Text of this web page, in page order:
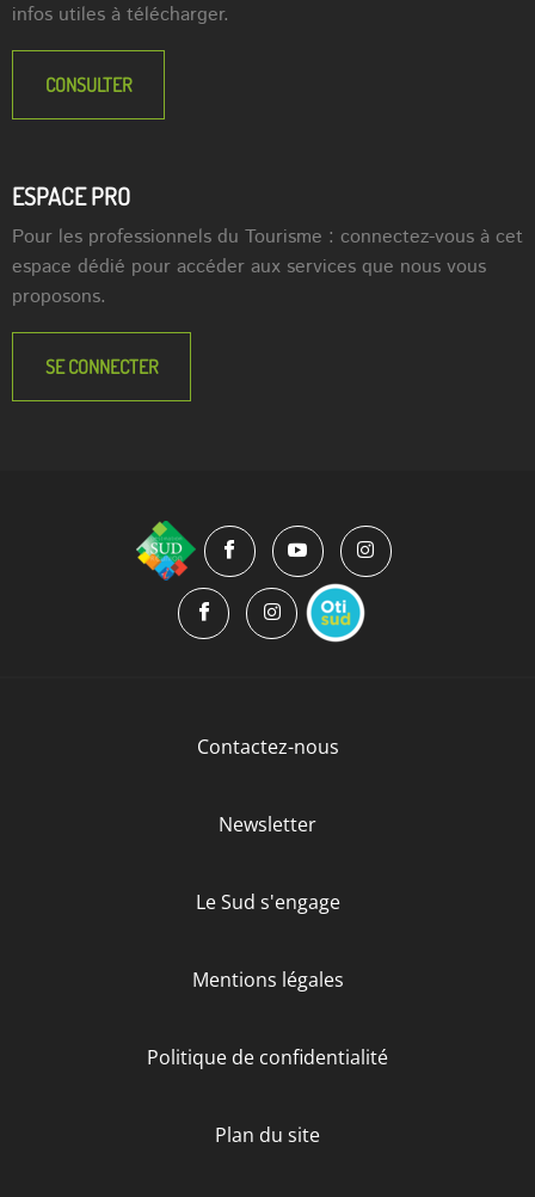
infos utiles à télécharger.
CONSULTER
ESPACE PRO
Pour les professionnels du Tourisme : connectez-vous à cet
espace dédié pour accéder aux services que nous vous
proposons.
SE CONNECTER
Contactez-nous
Newsletter
Le Sud s'engage
Mentions légales
Politique de confidentialité
Plan du site